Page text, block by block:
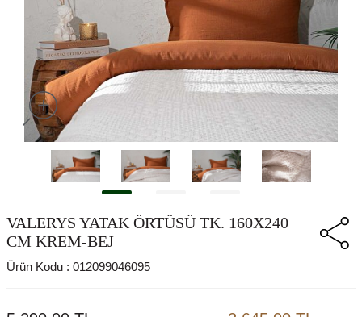
VALERYS YATAK ÖRTÜSÜ TK. 160X240
CM KREM-BEJ
Ürün Kodu : 012099046095